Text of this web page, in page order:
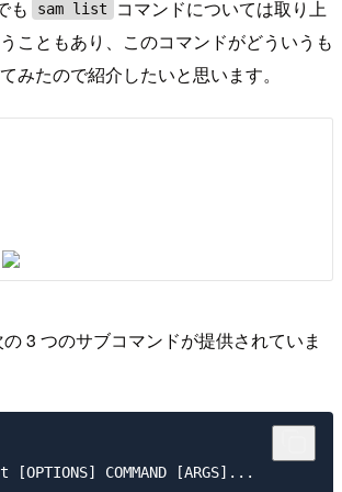
も sam list
コマンドについては取り上
こともあり、このコマンドがどういうも
みたので紹介したいと思います。
3 つのサブコマンドが提供されていま
COMMAND [ARGS]...